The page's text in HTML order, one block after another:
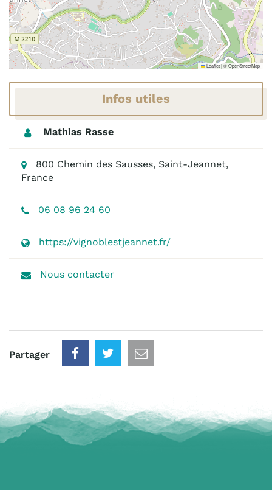
Leaflet|©OpenStreetMap
Infos utiles
Mathias Rasse
800 Chemin des Sausses, Saint-Jeannet,
France
06 08 96 24 60
https://vignoblestjeannet.fr/
Nous contacter
Partager